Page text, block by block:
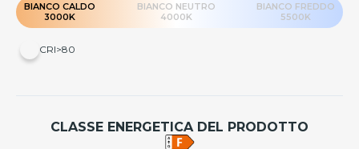
BIANCO CALDO
3000K
BIANCO NEUTRO
4000K
BIANCO FREDDO
5500K
CRI>80
CLASSE ENERGETICA DEL PRODOTTO